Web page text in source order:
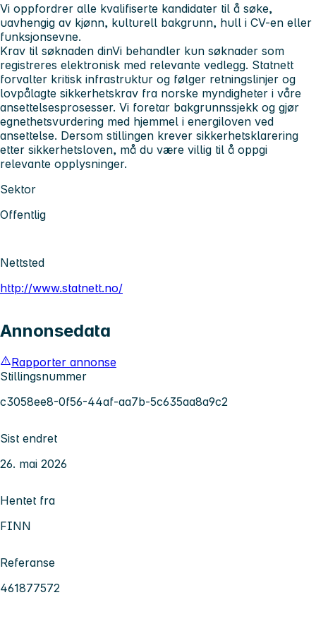
Vi oppfordrer alle kvalifiserte kandidater til å søke,
uavhengig av kjønn, kulturell bakgrunn, hull i CV-en eller
funksjonsevne.
Krav til søknaden dinVi behandler kun søknader som
registreres elektronisk med relevante vedlegg. Statnett
forvalter kritisk infrastruktur og følger retningslinjer og
lovpålagte sikkerhetskrav fra norske myndigheter i våre
ansettelsesprosesser. Vi foretar bakgrunnssjekk og gjør
egnethetsvurdering med hjemmel i energiloven ved
ansettelse. Dersom stillingen krever sikkerhetsklarering
etter sikkerhetsloven, må du være villig til å oppgi
relevante opplysninger.
Sektor
Offentlig
Nettsted
http://www.statnett.no/
Annonsedata
Rapporter annonse
Stillingsnummer
c3058ee8-0f56-44af-aa7b-5c635aa8a9c2
Sist endret
26. mai 2026
Hentet fra
FINN
Referanse
461877572